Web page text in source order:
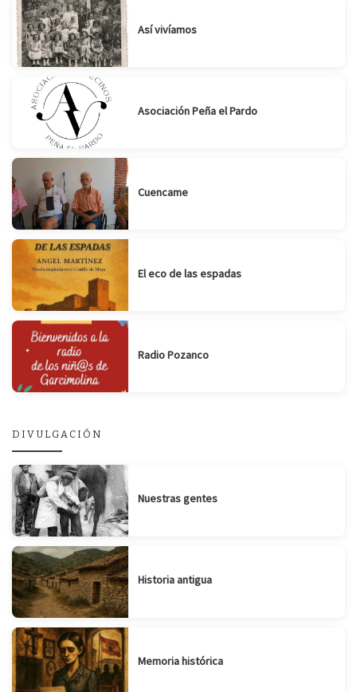
Así vivíamos
Asociación Peña el Pardo
Cuencame
El eco de las espadas
Radio Pozanco
DIVULGACIÓN
Nuestras gentes
Historia antigua
Memoria histórica